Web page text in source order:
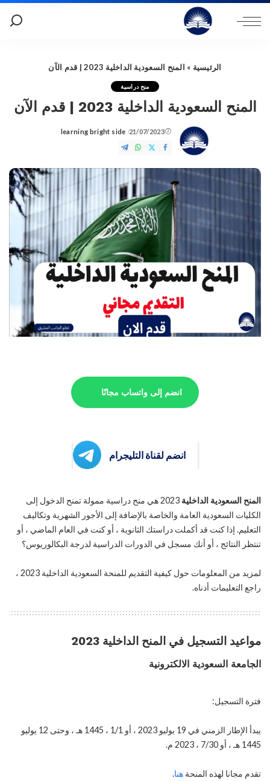
الرئيسية » المنح السعودية الداخلية 2023 | قدم الآن
منح دراسية
المنح السعودية الداخلية 2023 | قدم الآن
21/07/2023
Posted
by
learning bright side
انضم إلى واتساب مجانًا
انضم لقناة التليجرام
المنح السعودية الداخلية
2023 هي منح دراسية ممولة تمنح الدخول إلى
الكليات السعودية العامة والخاصة بالإضافة إلى الأجور الشهرية وتكاليف
التعليم. إذا كنت قد أكملت دراستك الثانوية ، أو كنت في العام الماضي ، أو
تنتظر النتائج ، أو أنك مسجل في الدورات الدراسية لدرجة البكالوريوس؟
لمزيد من المعلومات حول كيفية التقديم للمنحة السعودية الداخلية 2023 ،
راجع التعليمات أدناه.
مواعيد التسجيل في المنح الداخلية 2023
الجامعة السعودية الالكترونية
فترة التسجيل:
يبدأ الإطار الزمني في 19 يوليو 2023 ، أو 1/1 ، 1445 هـ ، وحتى 12 يوليو
1445 هـ ، أو 7/30 ، 2023 م.
تقدم مجانا لهذه المنحة هنا.